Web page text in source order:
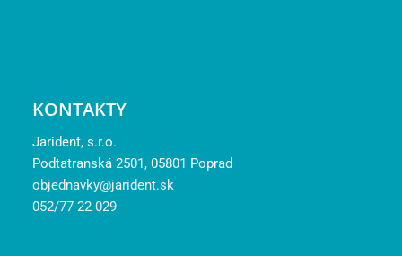
KONTAKTY
Jarident, s.r.o.
Podtatranská 2501, 05801 Poprad
objednavky@jarident.sk
052/77 22 029